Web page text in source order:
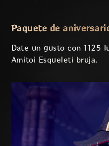
Paquete de
Date un gusto con 1125
Amitoi Esqueleti bruja.